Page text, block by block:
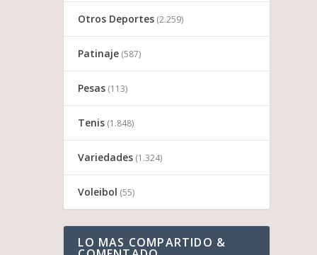
Otros Deportes (2.259)
Patinaje (587)
Pesas (113)
Tenis (1.848)
Variedades (1.324)
Voleibol (55)
LO MAS COMPARTIDO &